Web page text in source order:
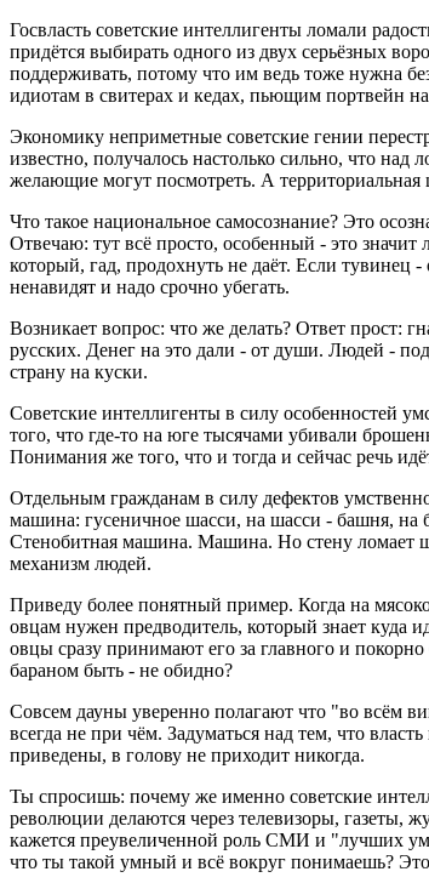
Госвласть советские интеллигенты ломали
придётся выбирать одного из двух серьёзных
поддерживать, потому что им ведь тоже нужна
идиотам в свитерах и кедах, пьющим портвейн
Экономику неприметные советские гении
известно, получалось настолько сильно, что
желающие могут посмотреть. А территориальная
Что такое национальное самосознание? Это
Отвечаю: тут всё просто, особенный - это
который, гад, продохнуть не даёт. Если тувинец
ненавидят и надо срочно убегать.
Возникает вопрос: что же делать? Ответ прост:
русских. Денег на это дали - от души. Людей -
страну на куски.
Советские интеллигенты в силу особенностей
того, что где-то на юге тысячами убивали
Понимания же того, что и тогда и сейчас речь
Отдельным гражданам в силу дефектов
машина: гусеничное шасси, на шасси - башня, на
Стенобитная машина. Машина. Но стену ломает
механизм людей.
Приведу более понятный пример. Когда на
овцам нужен предводитель, который знает куда
овцы сразу принимают его за главного и
бараном быть - не обидно?
Совсем дауны уверенно полагают что "во всём
всегда не при чём. Задуматься над тем, что
приведены, в голову не приходит никогда.
Ты спросишь: почему же именно советские
революции делаются через телевизоры, газеты,
кажется преувеличенной роль СМИ и "лучших
что ты такой умный и всё вокруг понимаешь?